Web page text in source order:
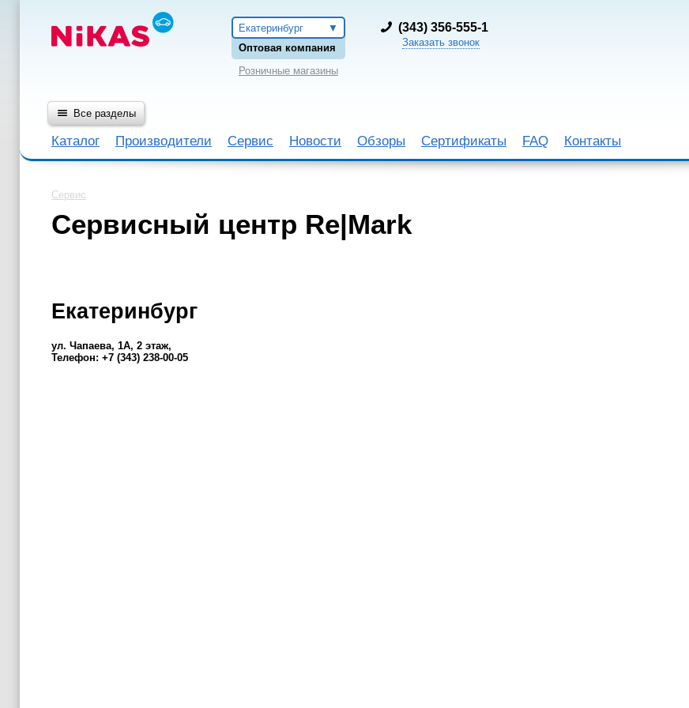
Екатеринбург
Оптовая компания
Розничные магазины
(343) 356-555-1
Заказать звонок
Все разделы
Каталог Производители Сервис Новости Обзоры Сертификаты FAQ Контакты
Сервис
Сервисный центр Re|Mark
Екатеринбург
ул. Чапаева, 1А, 2 этаж,
Телефон: +7 (343) 238-00-05